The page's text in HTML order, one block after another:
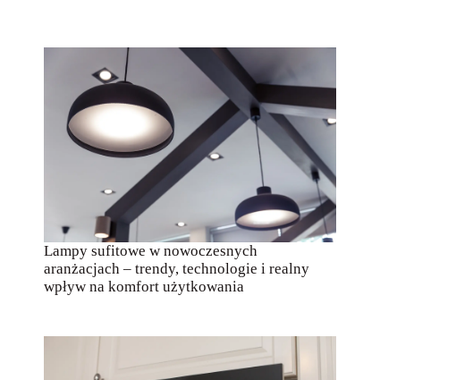
Lampy sufitowe w nowoczesnych
aranżacjach – trendy, technologie i realny
wpływ na komfort użytkowania